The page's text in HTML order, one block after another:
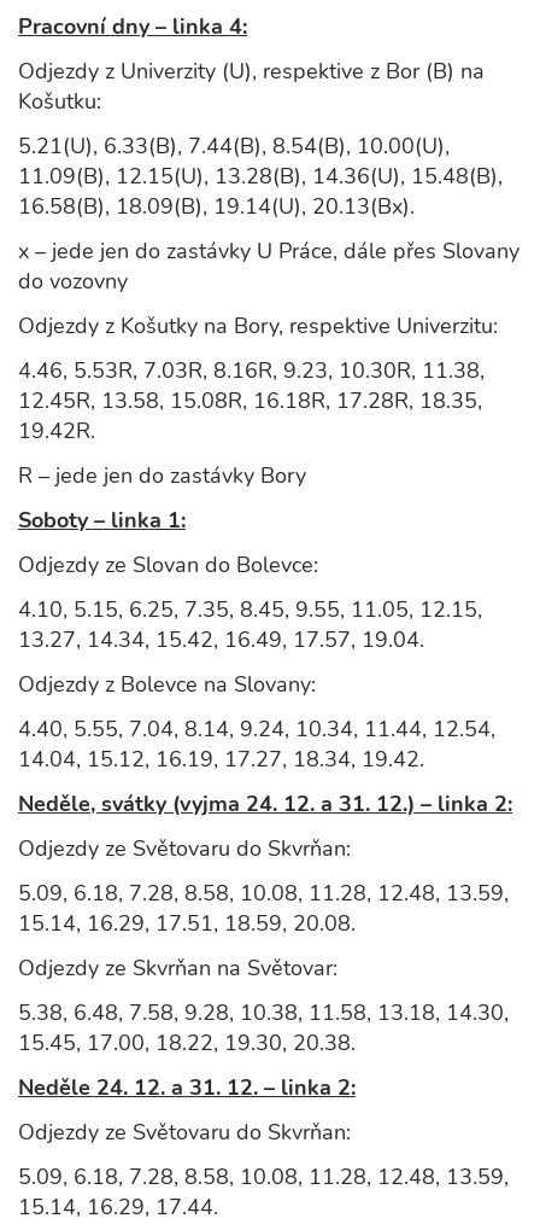
Pracovní dny – linka 4:
Odjezdy z Univerzity (U), respektive z Bor (B) na
Košutku:
5.21(U), 6.33(B), 7.44(B), 8.54(B), 10.00(U),
11.09(B), 12.15(U), 13.28(B), 14.36(U), 15.48(B),
16.58(B), 18.09(B), 19.14(U), 20.13(Bx).
x – jede jen do zastávky U Práce, dále přes Slovany
do vozovny
Odjezdy z Košutky na Bory, respektive Univerzitu:
4.46, 5.53R, 7.03R, 8.16R, 9.23, 10.30R, 11.38,
12.45R, 13.58, 15.08R, 16.18R, 17.28R, 18.35,
19.42R.
R – jede jen do zastávky Bory
Soboty – linka 1:
Odjezdy ze Slovan do Bolevce:
4.10, 5.15, 6.25, 7.35, 8.45, 9.55, 11.05, 12.15,
13.27, 14.34, 15.42, 16.49, 17.57, 19.04.
Odjezdy z Bolevce na Slovany:
4.40, 5.55, 7.04, 8.14, 9.24, 10.34, 11.44, 12.54,
14.04, 15.12, 16.19, 17.27, 18.34, 19.42.
Neděle, svátky (vyjma 24. 12. a 31. 12.) – linka 2:
Odjezdy ze Světovaru do Skvrňan:
5.09, 6.18, 7.28, 8.58, 10.08, 11.28, 12.48, 13.59,
15.14, 16.29, 17.51, 18.59, 20.08.
Odjezdy ze Skvrňan na Světovar:
5.38, 6.48, 7.58, 9.28, 10.38, 11.58, 13.18, 14.30,
15.45, 17.00, 18.22, 19.30, 20.38.
Neděle 24. 12. a 31. 12. – linka 2:
Odjezdy ze Světovaru do Skvrňan:
5.09, 6.18, 7.28, 8.58, 10.08, 11.28, 12.48, 13.59,
15.14, 16.29, 17.44.